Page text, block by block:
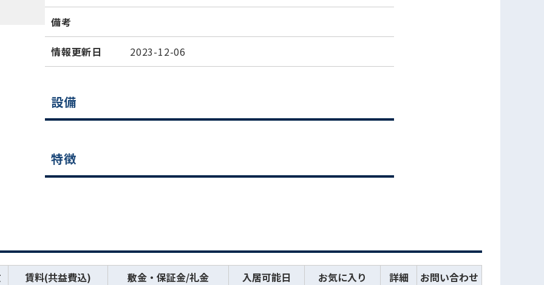
備考
情報更新日 2023-12-06
設備
特徴
賃料(共益費込) 敷金・保証金/礼金 入居可能日 お気に入り 詳細
お問い合わせ